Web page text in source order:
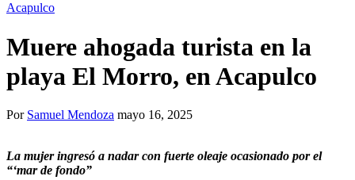
Acapulco
Muere ahogada turista en la
playa El Morro, en Acapulco
Por Samuel Mendoza mayo 16, 2025
La mujer ingresó a nadar con fuerte oleaje ocasionado por el
“‘mar de fondo”